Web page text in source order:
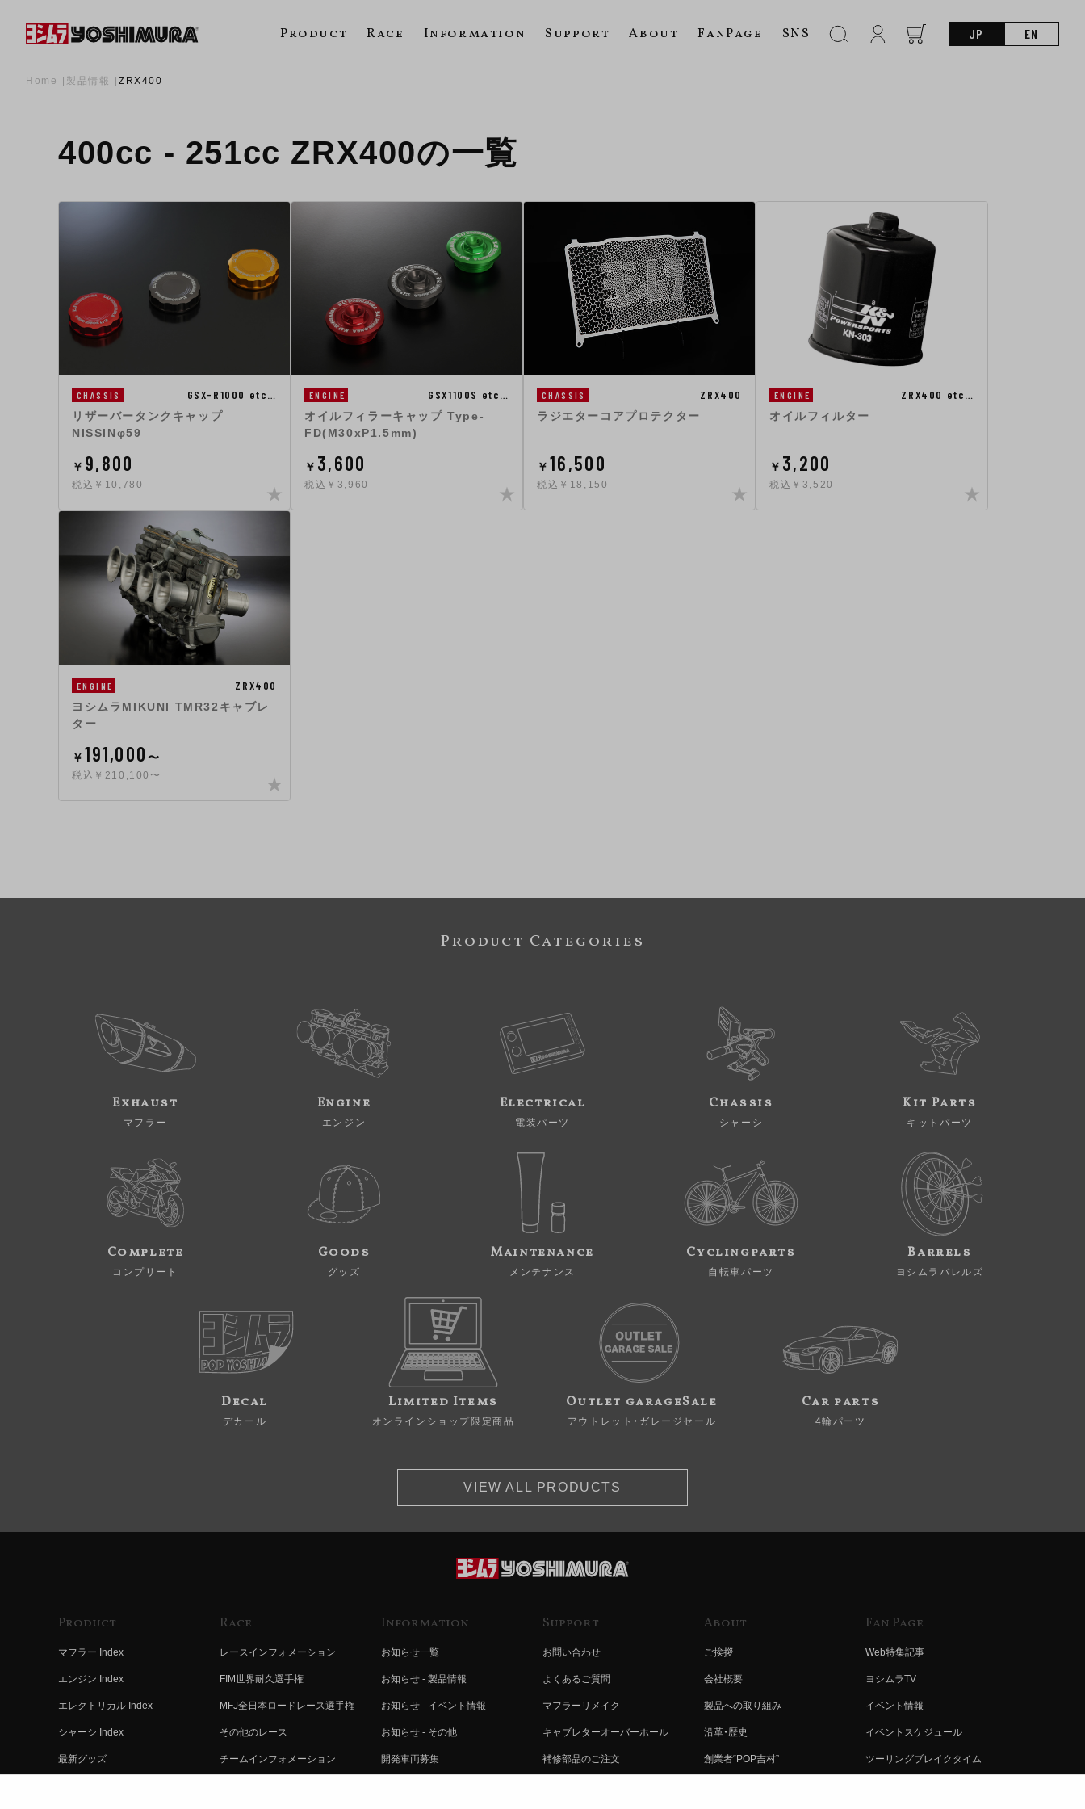
Product Race Information Support About FanPage SNS JP EN
Home 製品情報 ZRX400
400cc - 251cc ZRX400の一覧
CHASSIS GSX-R1000 etc…
リザーバータンクキャップ
NISSINφ59
￥ 9,800
税込￥10,780
ENGINE GSX1100S etc…
オイルフィラーキャップ Type-
FD(M30xP1.5mm)
￥ 3,600
税込￥3,960
CHASSIS ZRX400
ラジエターコアプロテクター
￥ 16,500
税込￥18,150
ENGINE ZRX400 etc…
オイルフィルター
￥ 3,200
税込￥3,520
ENGINE ZRX400
ヨシムラMIKUNI TMR32キャブレ
ター
￥ 191,000 〜
税込￥210,100〜
Product Categories
Exhaust
マフラー
Engine
エンジン
Electrical
電装パーツ
Chassis
シャーシ
Kit Parts
キットパーツ
Complete
コンプリート
Goods
グッズ
Maintenance
メンテナンス
Cyclingparts
自転車パーツ
Barrels
ヨシムラバレルズ
Decal
デカール
Limited Items
オンラインショップ限定商品
Outlet garageSale
アウトレット・ガレージセール
Car parts
4輪パーツ
VIEW ALL PRODUCTS
Product
マフラー Index
エンジン Index
エレクトリカル Index
シャーシ Index
最新グッズ
Race
レースインフォメーション
FIM世界耐久選手権
MFJ全日本ロードレース選手権
その他のレース
チームインフォメーション
Information
お知らせ一覧
お知らせ - 製品情報
お知らせ - イベント情報
お知らせ - その他
開発車両募集
Support
お問い合わせ
よくあるご質問
マフラーリメイク
キャブレターオーバーホール
補修部品のご注文
About
ご挨拶
会社概要
製品への取り組み
沿革・歴史
創業者“POP吉村”
Fan Page
Web特集記事
ヨシムラTV
イベント情報
イベントスケジュール
ツーリングブレイクタイム